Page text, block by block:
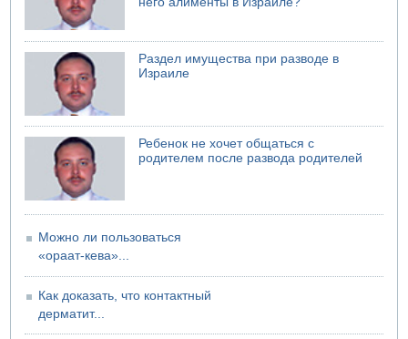
Раздел имущества при разводе в
Израиле
Ребенок не хочет общаться с
родителем после развода родителей
Можно ли пользоваться
«ораат-кева»...
Как доказать, что контактный
дерматит...